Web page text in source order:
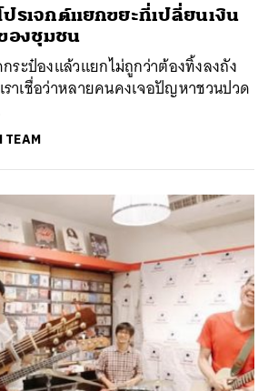
ปรเจกต์แยกขยะที่เปลี่ยนเงิน
องชุมชน
ะป๋องแล้วแยกไม่ถูกว่าต้องทิ้งลงถัง
ราเชื่อว่าหลายคนคงเจอปัญหาชวนปวด
TEAM